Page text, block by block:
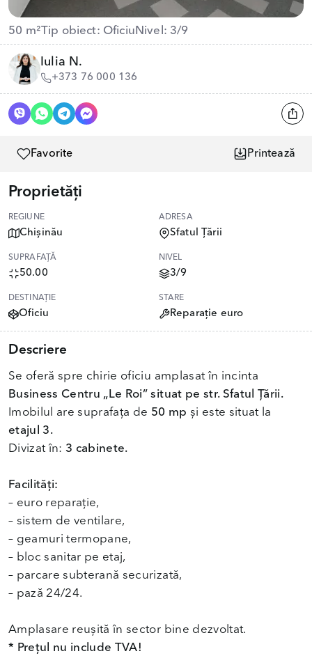
50 m²Tip obiect: Oficiu Nivel: 3/9
Iulia N.
+373 76 000 136
Favorite Printează
Proprietăți
REGIUNE
Chișinău
ADRESA
Sfatul Țării
SUPRAFAȚĂ
50.00
NIVEL
3/9
DESTINAȚIE
Oficiu
STARE
Reparație euro
Descriere
Se oferă spre chirie oficiu amplasat în incinta
Business Centru „Le Roi” situat pe str. Sfatul Țării.
Imobilul are suprafața de 50 mp și este situat la
etajul 3.
Divizat în: 3 cabinete.
Facilități:
– euro reparație,
– sistem de ventilare,
– geamuri termopane,
– bloc sanitar pe etaj,
– parcare subterană securizată,
– pază 24/24.
* Prețul nu include TVA!